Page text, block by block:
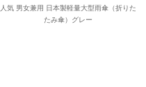
人気 男女兼用 日本製軽量大型雨傘（折りた
たみ傘）グレー